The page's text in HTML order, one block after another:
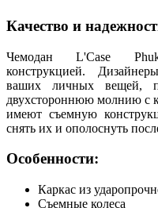
Качество и
Чемодан L'Case
конструкцией.
ваших личных вещей,
двухстороннюю молнию с
имеют съемную
снять их и ополоснуть
Особенности:
Каркас из
Съемные колеса